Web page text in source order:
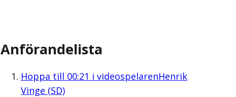
Anförandelista
Hoppa till 00:21 i videospelarenHenrik
Vinge (SD)